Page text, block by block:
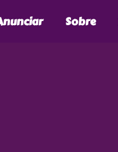
Sobre